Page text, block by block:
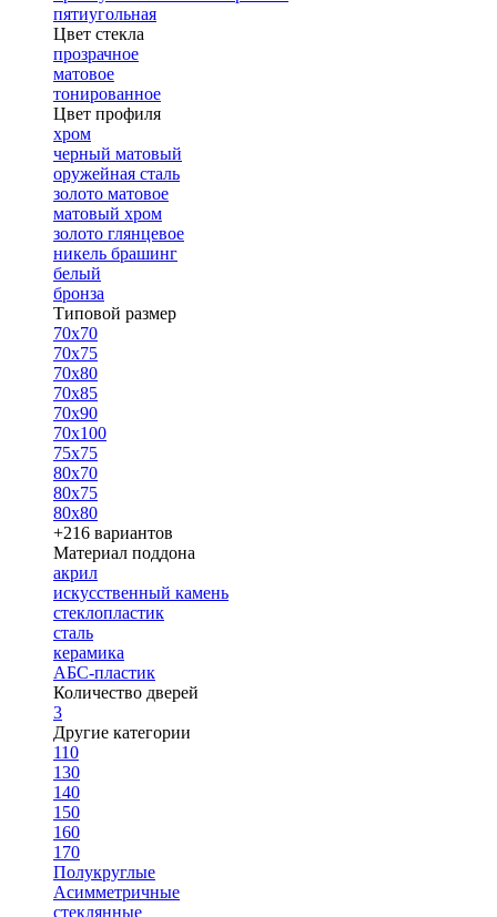
пятиугольная
Цвет стекла
прозрачное
матовое
тонированное
Цвет профиля
хром
черный матовый
оружейная сталь
золото матовое
матовый хром
золото глянцевое
никель брашинг
белый
бронза
Типовой размер
70х70
70х75
70х80
70х85
70х90
70х100
75х75
80х70
80х75
80х80
+216 вариантов
Материал поддона
акрил
искусственный камень
стеклопластик
сталь
керамика
АБС-пластик
Количество дверей
3
Другие категории
110
130
140
150
160
170
Полукруглые
Асимметричные
стеклянные